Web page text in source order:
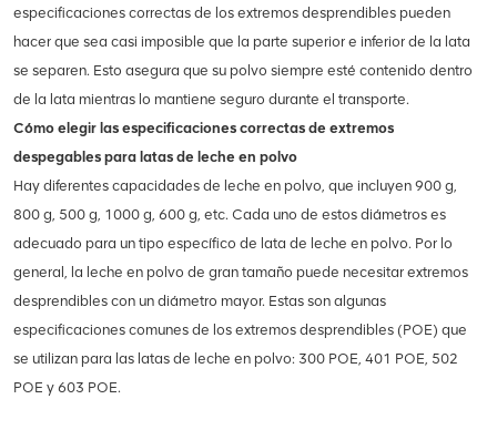
especificaciones correctas de los extremos desprendibles pueden
hacer que sea casi imposible que la parte superior e inferior de la lata
se separen. Esto asegura que su polvo siempre esté contenido dentro
de la lata mientras lo mantiene seguro durante el transporte.
Cómo elegir las especificaciones correctas de extremos
despegables para latas de leche en polvo
Hay diferentes capacidades de leche en polvo, que incluyen 900 g,
800 g, 500 g, 1000 g, 600 g, etc. Cada uno de estos diámetros es
adecuado para un tipo específico de lata de leche en polvo. Por lo
general, la leche en polvo de gran tamaño puede necesitar extremos
desprendibles con un diámetro mayor. Estas son algunas
especificaciones comunes de los extremos desprendibles (POE) que
se utilizan para las latas de leche en polvo: 300 POE, 401 POE, 502
POE y 603 POE.